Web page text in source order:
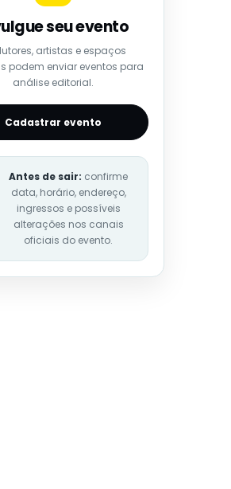
seu evento
artistas e espaços
podem enviar eventos para
análise editorial.
Cadastrar evento
Antes de sair: confirme
data, horário, endereço,
ingressos e possíveis
alterações nos canais
oficiais do evento.